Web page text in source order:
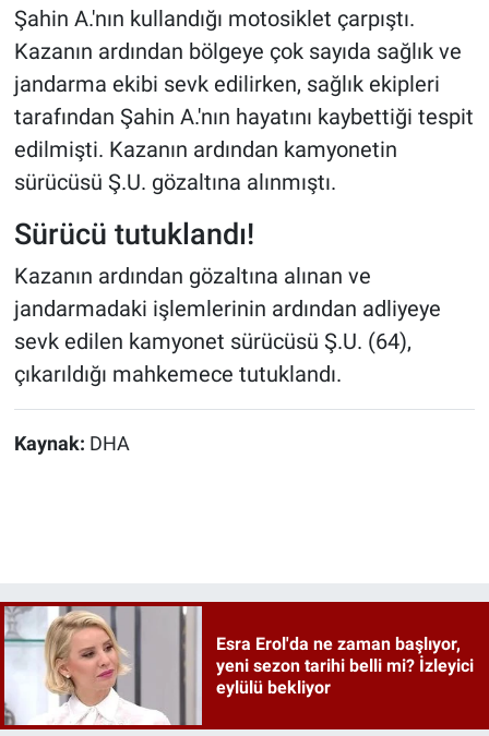
Şahin A.'nın kullandığı motosiklet çarpıştı.
Kazanın ardından bölgeye çok sayıda sağlık ve
jandarma ekibi sevk edilirken, sağlık ekipleri
tarafından Şahin A.'nın hayatını kaybettiği tespit
edilmişti. Kazanın ardından kamyonetin
sürücüsü Ş.U. gözaltına alınmıştı.
Sürücü tutuklandı!
Kazanın ardından gözaltına alınan ve
jandarmadaki işlemlerinin ardından adliyeye
sevk edilen kamyonet sürücüsü Ş.U. (64),
çıkarıldığı mahkemece tutuklandı.
Kaynak: DHA
Esra Erol'da ne zaman başlıyor,
yeni sezon tarihi belli mi? İzleyici
eylülü bekliyor